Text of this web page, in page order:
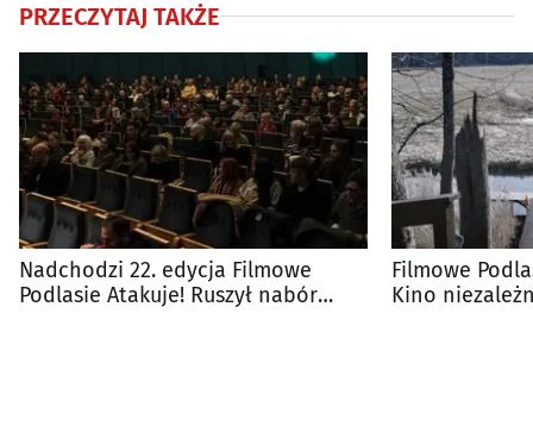
PRZECZYTAJ TAKŻE
Nadchodzi 22. edycja Filmowe
Podlasie Atakuje! Ruszył nabór
Filmowe
Kino